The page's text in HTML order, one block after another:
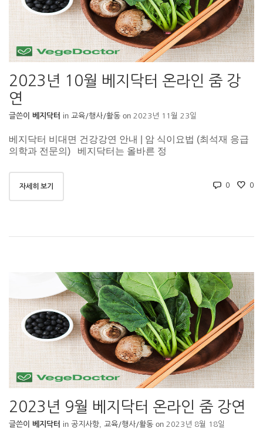
2023년 10월 베지닥터 온라인 줌 강
연
글쓴이 베지닥터 in 교육/행사/활동 on 2023년 11월 23일
베지닥터 비대면 건강강연 안내 | 암 식이요법 (최석재 응급
의학과 전문의) 베지닥터는 올바른 정
자세히 보기 0 0
2023년 9월 베지닥터 온라인 줌 강연
글쓴이 베지닥터 in 공지사항, 교육/행사/활동 on 2023년 8월 18일